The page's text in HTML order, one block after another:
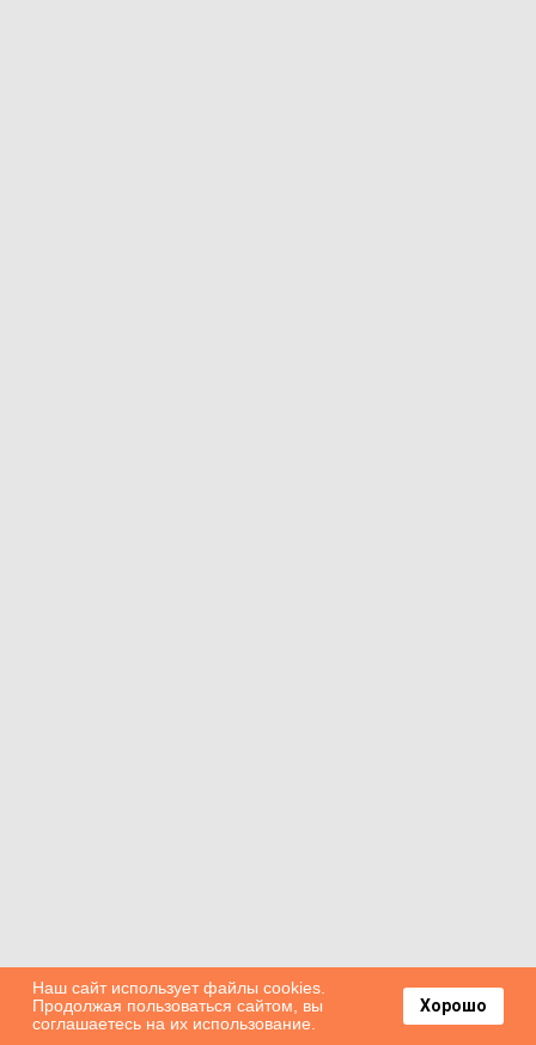
Наш сайт использует файлы cookies.
Продолжая пользоваться сайтом, вы
соглашаетесь на их использование.
Хорошо